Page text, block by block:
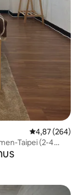
4,87 av 5 i
4,87 (264)
Taipei (2-4